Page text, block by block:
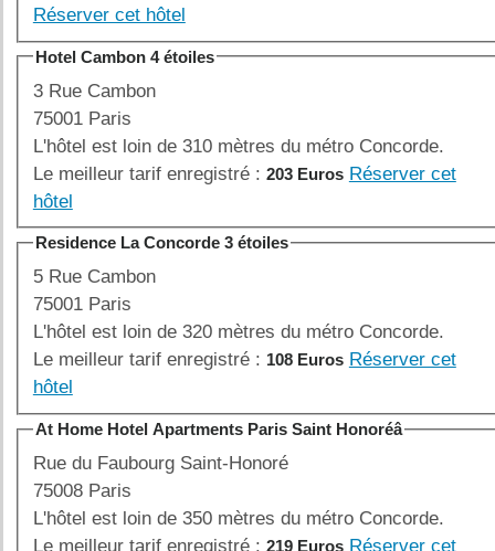
Réserver cet hôtel
Hotel Cambon 4 étoiles
3 Rue Cambon
75001 Paris
L'hôtel est loin de 310 mètres du métro Concorde.
Le meilleur tarif enregistré : 203 Euros Réserver cet
hôtel
Residence La Concorde 3 étoiles
5 Rue Cambon
75001 Paris
L'hôtel est loin de 320 mètres du métro Concorde.
Le meilleur tarif enregistré : 108 Euros Réserver cet
hôtel
At Home Hotel Apartments Paris Saint Honoréâ
Rue du Faubourg Saint-Honoré
75008 Paris
L'hôtel est loin de 350 mètres du métro Concorde.
Le meilleur tarif enregistré : 219 Euros Réserver cet